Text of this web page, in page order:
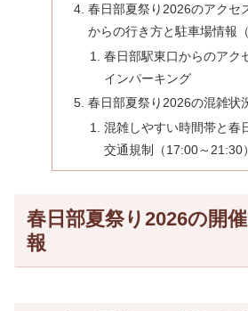
春日部夏祭り2026のアクセ
からの行き方と駐車場情報
春日部駅東口からのアク
インパーキング
春日部夏祭り2026の混雑状
混雑しやすい時間帯と春
交通規制（17:00～21:30）
春日部夏祭り2026の開
報